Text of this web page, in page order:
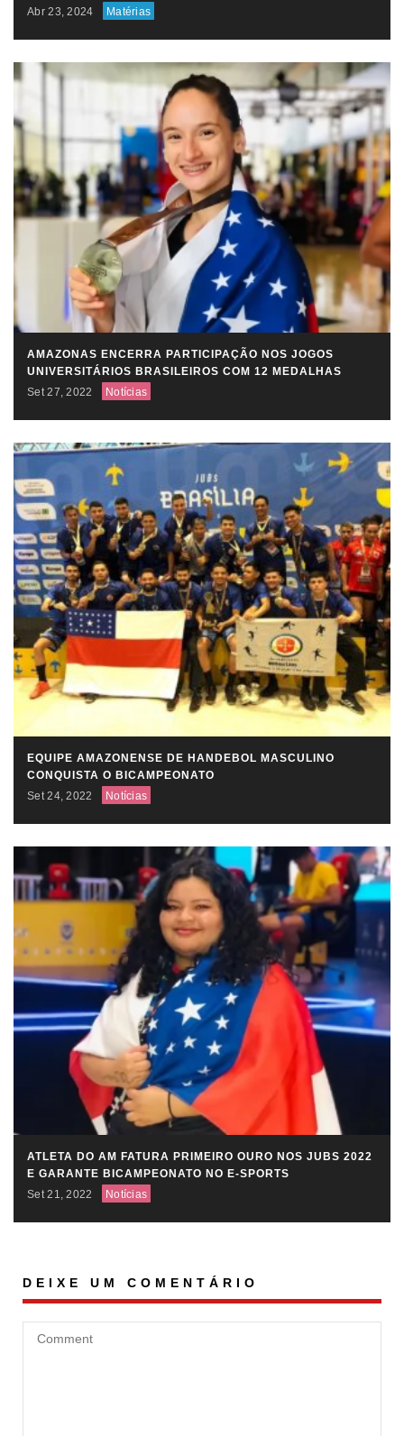
Abr 23, 2024 Matérias
AMAZONAS ENCERRA PARTICIPAÇÃO NOS JOGOS
UNIVERSITÁRIOS BRASILEIROS COM 12 MEDALHAS
Set 27, 2022
Notícias
EQUIPE AMAZONENSE DE HANDEBOL MASCULINO
CONQUISTA O BICAMPEONATO
Set 24, 2022
Notícias
ATLETA DO AM FATURA PRIMEIRO OURO NOS JUBS 2022
E GARANTE BICAMPEONATO NO E-SPORTS
Set 21, 2022
Notícias
DEIXE UM COMENTÁRIO